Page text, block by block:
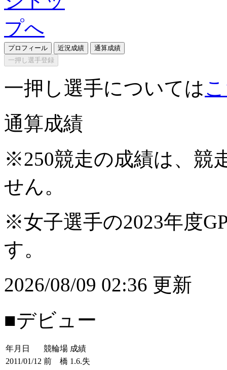
プロフィール 近況成績
通算成績
一押し選手登録
一押し選手については
通算成績
※250競走の成績は、競
せん。
※女子選手の2023年度
す。
2026/08/09 02:36 更新
■デビュー
年月日 競輪場 成績
2011/01/12 前 橋 1.6.失